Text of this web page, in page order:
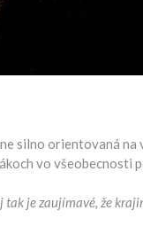
silno orientovaná
vo všeobecnosti
je zaujímavé, že